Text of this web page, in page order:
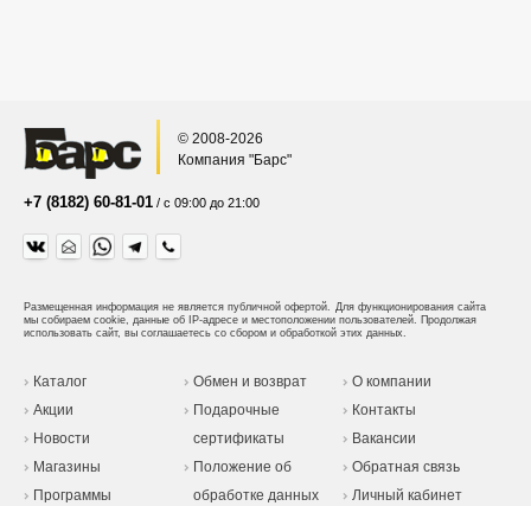
© 2008-2026
Компания "Барс"
+7 (8182) 60-81-01 / с 09:00 до 21:00
Размещенная информация не является публичной офертой. Для функционирования сайта
мы собираем cookie, данные об IP-адресе и местоположении пользователей. Продолжая
использовать сайт, вы соглашаетесь со сбором и обработкой этих данных.
Каталог
Акции
Новости
Магазины
Программы
Обмен и возврат
Подарочные
сертификаты
Положение об
обработке данных
О компании
Контакты
Вакансии
Обратная связь
Личный кабинет